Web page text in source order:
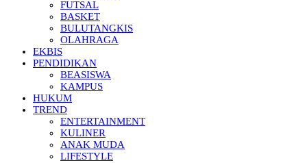
FUTSAL
BASKET
BULUTANGKIS
OLAHRAGA
EKBIS
PENDIDIKAN
BEASISWA
KAMPUS
HUKUM
TREND
ENTERTAINMENT
KULINER
ANAK MUDA
LIFESTYLE